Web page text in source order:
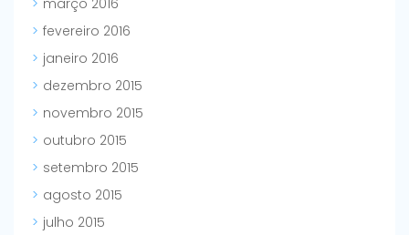
março 2016
fevereiro 2016
janeiro 2016
dezembro 2015
novembro 2015
outubro 2015
setembro 2015
agosto 2015
julho 2015